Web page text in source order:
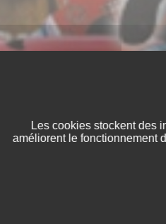
Les cookies stockent des
améliorent le fonctionnement